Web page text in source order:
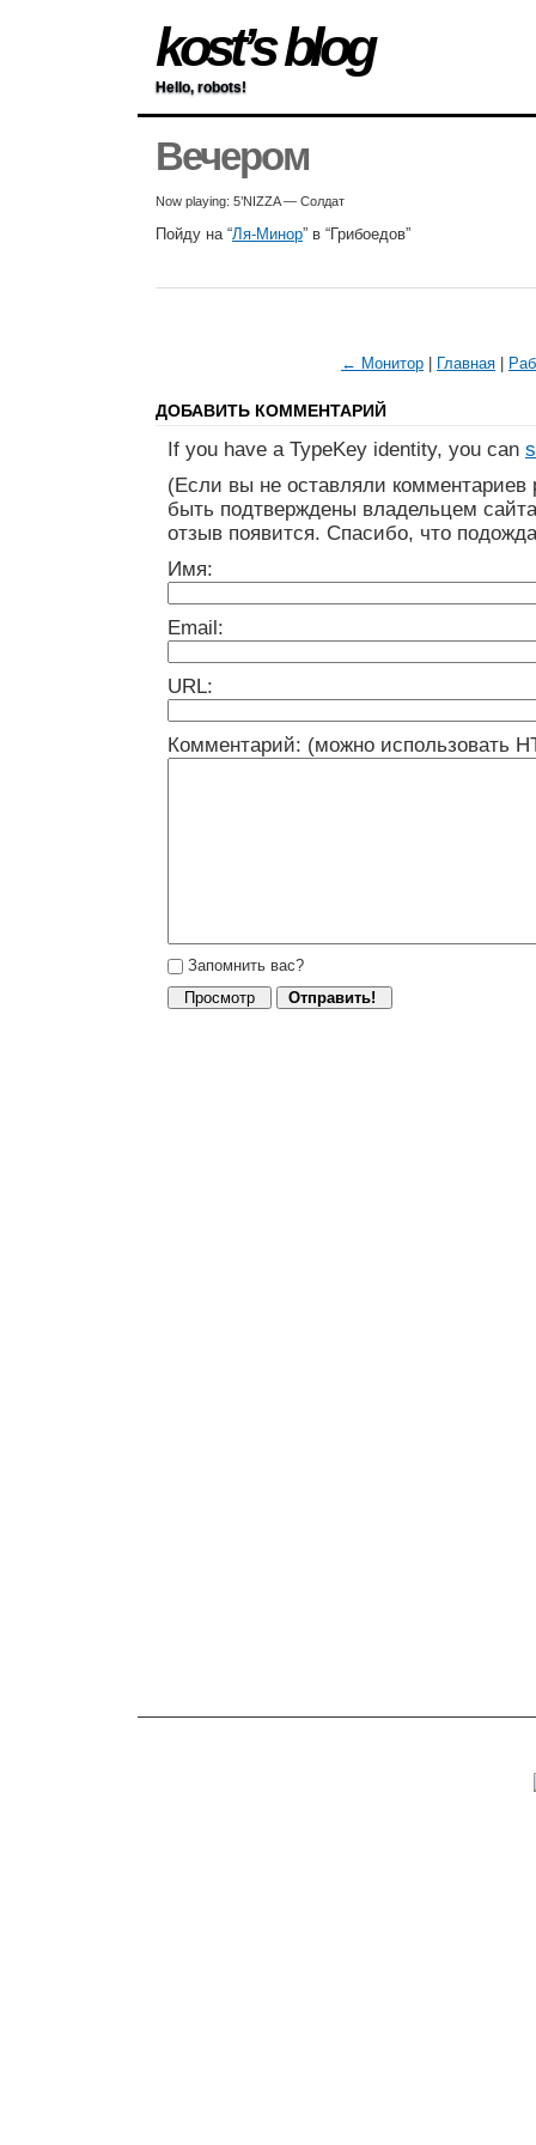
kost’s blog
Hello, robots!
Вечером
Now playing: 5’NIZZA — Солдат
Пойду на “Ля-Минор” в “Грибоедов”
← Монитор Главная
ДОБАВИТЬ КОММЕНТАРИЙ
If you have a TypeKey identity, you can
(Если вы не оставляли
быть подтверждены владельцем
отзыв появится. Спасибо, что
Имя:
Email:
URL:
Комментарий: (можно использовать
Запомнить вас?